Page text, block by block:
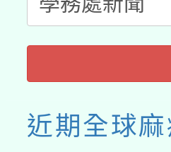
近期全球